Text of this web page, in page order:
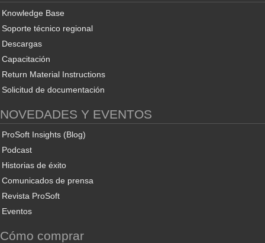
Knowledge Base
Soporte técnico regional
Descargas
Capacitación
Return Material Instructions
Solicitud de documentación
NOVEDADES Y EVENTOS
ProSoft Insights (Blog)
Podcast
Historias de éxito
Comunicados de prensa
Revista ProSoft
Eventos
Cómo comprar